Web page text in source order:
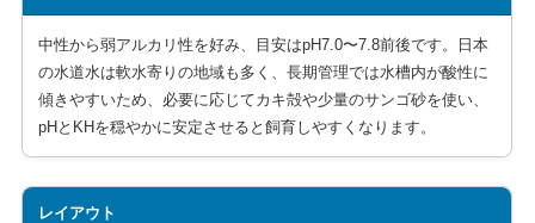
中性から弱アルカリ性を好み、目安はpH7.0〜7.8前後です。日本
の水道水は軟水寄りの地域も多く、長期管理では水槽内が酸性に
傾きやすいため、必要に応じてカキ殻や少量のサンゴ砂を使い、
pHとKHを穏やかに安定させると飼育しやすくなります。
レイアウト